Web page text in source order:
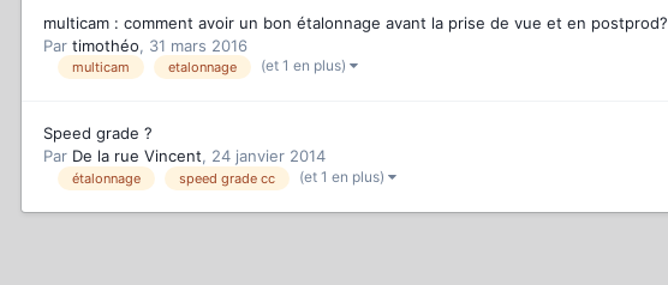
multicam : comment avoir un bon étalonnage avant la prise de vue et en postprod?
Par timothéo, 31 mars 2016
multicam etalonnage (et 1 en plus)
Speed grade ?
Par De la rue Vincent, 24 janvier 2014
étalonnage speed grade cc (et 1 en plus)